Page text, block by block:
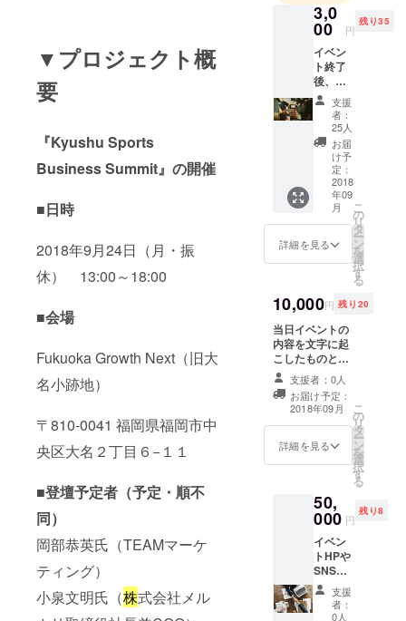
▼プロジェクト概
要
『Kyushu Sports
Business Summit』の開催
■日時
2018年9月24日（月・振
休） 13:00～18:00
■会場
Fukuoka Growth Next（旧大
名小跡地）
〒810-0041 福岡県福岡市中
央区大名２丁目６−１１
■登壇予定者（予定・順不
同）
岡部恭英氏（TEAMマーケ
ティング）
小泉文明氏（株式会社メル
3,0
00 円
残り35
イベン
ト終了
後、当
日の様
子を収
録した
ものを
公開い
たしま
す！ 当
日会場
にお越
しいた
だけな
い方も
イベン
気を感
じてい
ただけ
ます。
※公開は
ト終了
後１週
間～２
週間後
を予定
出演者
の意向
によ
り、一
部プロ
グラム
をカッ
トして
公開す
支援
者：
25人
お届
け予
定：
2018
年09
月
詳細を見る
こ
の
リ
タ
ー
ン
を
選
択
す
る
10,000円 残り20
当日イベントの
内容を文字に起
こしたものと、
本プロジェクト
の発案～計画～
実施までをまと
めた資料を提供
させていただき
ます。 形式はテ
ル・PowerPoint
提供を想定して
おります。 また
運営チームへの
Q＆Aにもご対応
させていただき
ます。 ご支援い
ただいた方には
支援者：0人
お届け予定：
2018年09月
詳細を見る
こ
の
リ
タ
ー
ン
を
選
択
す
る
50,
000 円
残り8
イベン
トHPや
SNS、
イベン
ト会場
にて企
支援
者：
0人